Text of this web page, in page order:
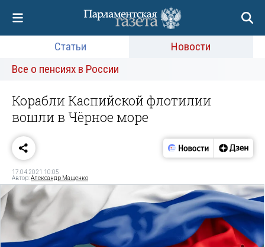
Статьи
Новости
Все о пенсиях в России
Корабли Каспийской флотилии
вошли в Чёрное море
17.04.2021 10:05
Автор:Александр Мащенко